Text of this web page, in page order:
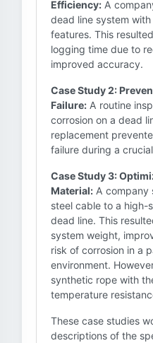
Efficiency: A
dead line system
features. This
logging time due to
improved accuracy.
Case Study 2:
Failure: A routine
corrosion on a dead
replacement
failure during a
Case Study 3:
Material: A company
steel cable to a
dead line. This
system weight,
risk of corrosion in a
environment.
synthetic rope with
temperature
These case studies
descriptions of the